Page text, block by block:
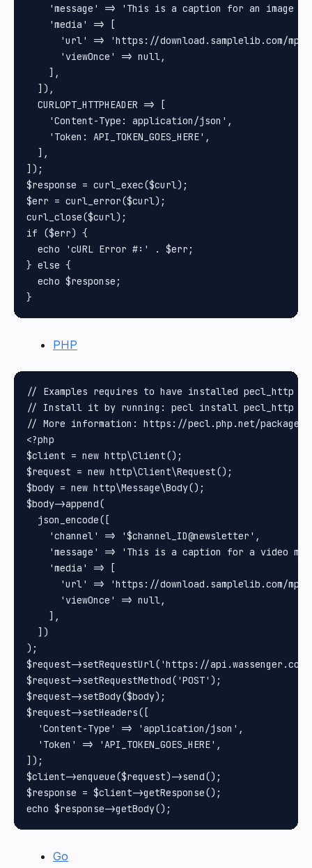
'message' => 'This is a caption for an image
    'media' => [
'url' => 'https://download.samplelib.com/
      'viewOnce' => null,
    ],
  ]),
  CURLOPT_HTTPHEADER => [
    'Content-Type: application/json',
    'Token: API_TOKEN_GOES_HERE',
  ],
]);
$response = curl_exec($curl);
$err = curl_error($curl);
curl_close($curl);
if ($err) {
  echo 'cURL Error #:' . $err;
} else {
  echo $response;
PHP
// Examples requires to have installed pecl_http
// Install it by running: pecl install pecl_http
// More information: https://pecl.php.net/package/
<?php
$client = new http\Client();
$request = new http\Client\Request();
$body = new http\Message\Body();
$body->append(
  json_encode([
    'channel' => '$channel_ID@newsletter',
'message' => 'This is a caption for a video
    'media' => [
'url' => 'https://download.samplelib.com/
      'viewOnce' => null,
    ],
  ])
);
$request->setRequestUrl('https://
$request->setRequestMethod('POST');
$request->setBody($body);
$request->setHeaders([
  'Content-Type' => 'application/json',
  'Token' => 'API_TOKEN_GOES_HERE',
]);
$client->enqueue($request)->send();
$response = $client->getResponse();
Go